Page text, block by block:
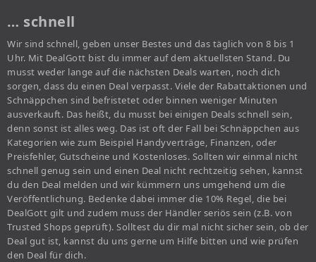
… schnell
Wir sind schnell, geben unser Bestes und das täglich von 8 bis 1
Uhr. Mit DealGott bist du immer auf dem aktuellsten Stand. Du
musst weder lange auf die nächsten Deals warten, noch dich
sorgen, dass du einen Deal verpasst. Viele der Rabattaktionen und
Schnäppchen sind befristetet oder binnen weniger Minuten
ausverkauft. Das heißt, du musst bei einigen Deals schnell sein,
denn sonst ist alles weg. Das ist oft der Fall bei Schnäppchen aus
Kategorien wie zum Beispiel Handyverträge, Finanzen, oder
Preisfehler, Gutscheine und Kostenloses. Sollten wir einmal nicht
schnell genug sein und einen Deal nicht rechtzeitig sehen, kannst
du den Deal melden und wir kümmern uns umgehend um die
Veröffentlichung. Bedenke dabei immer die 10% Regel, die bei
DealGott gilt und zudem muss der Händler seriös sein (z.B. von
Trusted Shops geprüft). Solltest du dir mal nicht sicher sein, ob der
Deal gut ist, kannst du uns gerne um Hilfe bitten und wie prüfen
den Deal für dich.